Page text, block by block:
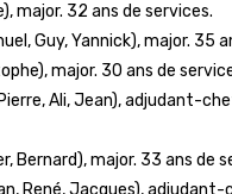
major. 32 ans de services.
Guy, Yannick), major. 35
major. 30 ans de
Ali, Jean), adjudant-
Bernard), major. 33 ans de
René, Jacques),